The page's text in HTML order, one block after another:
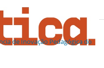
de Inovação Pedagógica do